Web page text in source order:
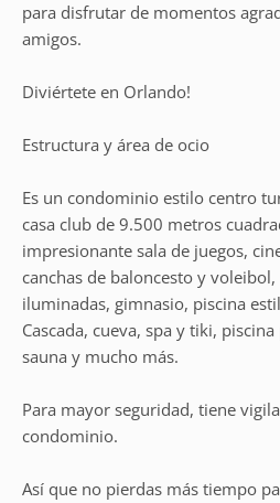
para disfrutar de momentos
amigos.
Diviértete en Orlando!
Estructura y área de ocio
Es un condominio estilo centro
casa club de 9.500 metros
impresionante sala de juegos,
canchas de baloncesto y
iluminadas, gimnasio, piscina
Cascada, cueva, spa y tiki,
sauna y mucho más.
Para mayor seguridad, tiene
condominio.
Así que no pierdas más tiempo